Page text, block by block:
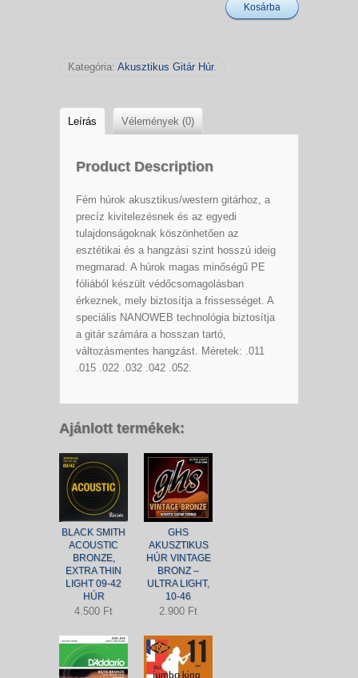
Kosárba
Kategória: Akusztikus Gitár Húr.
Leírás Vélemények (0)
Product Description
Fém húrok akusztikus/western gitárhoz, a
precíz kivitelezésnek és az egyedi
tulajdonságoknak köszönhetően az
esztétikai és a hangzási szint hosszú ideig
megmarad. A húrok magas minőségű PE
fóliából készült védőcsomagolásban
érkeznek, mely biztosítja a frissességet. A
speciális NANOWEB technológia biztosítja
a gitár számára a hosszan tartó,
változásmentes hangzást. Méretek: .011
.015 .022 .032 .042 .052.
Ajánlott termékek:
BLACK SMITH
ACOUSTIC
BRONZE,
EXTRA THIN
LIGHT 09-42
HÚR
4.500 Ft
GHS
AKUSZTIKUS
HÚR VINTAGE
BRONZ –
ULTRA LIGHT,
10-46
2.900 Ft